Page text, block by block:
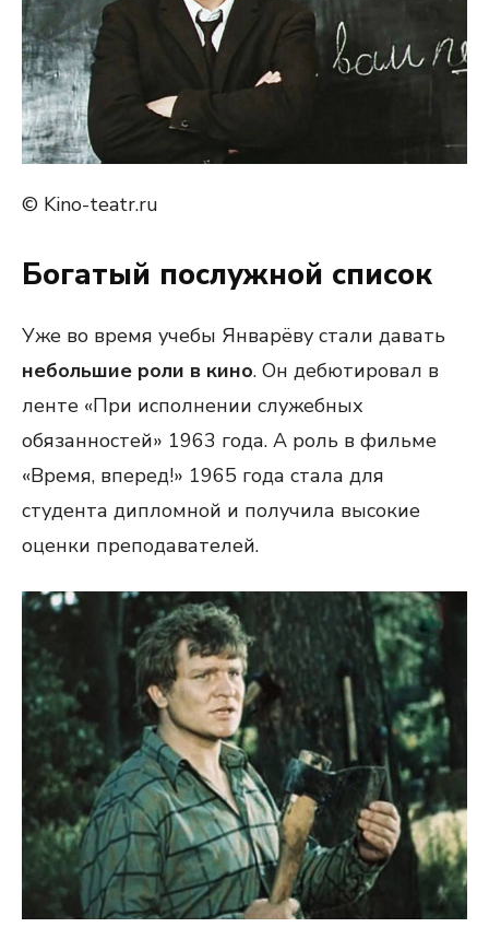
© Kino-teatr.ru
Богатый послужной список
Уже во время учебы Январёву стали давать
небольшие роли в кино. Он дебютировал в
ленте «При исполнении служебных
обязанностей» 1963 года. А роль в фильме
«Время, вперед!» 1965 года стала для
студента дипломной и получила высокие
оценки преподавателей.